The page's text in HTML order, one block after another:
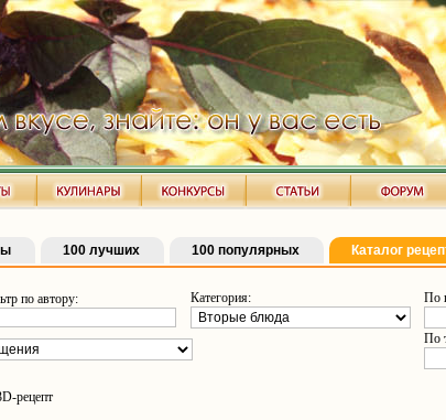
100 лучших 100 популярных Каталог
по автору: Категория: По
По
рецепт